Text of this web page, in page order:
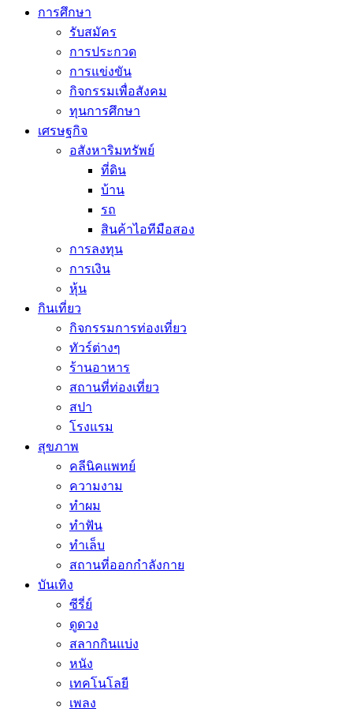
การศึกษา
รับสมัคร
การประกวด
การแข่งขัน
กิจกรรมเพื่อสังคม
ทุนการศึกษา
เศรษฐกิจ
อสังหาริมทรัพย์
ที่ดิน
บ้าน
รถ
สินค้าไอทีมือสอง
การลงทุน
การเงิน
หุ้น
กินเที่ยว
กิจกรรมการท่องเที่ยว
ทัวร์ต่างๆ
ร้านอาหาร
สถานที่ท่องเที่ยว
สปา
โรงแรม
สุขภาพ
คลีนิคแพทย์
ความงาม
ทำผม
ทำฟัน
ทำเล็บ
สถานที่ออกกำลังกาย
บันเทิง
ซีรี่ย์
ดูดวง
สลากกินแบ่ง
หนัง
เทคโนโลยี
เพลง